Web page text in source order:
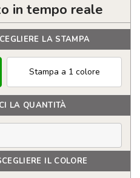
in tempo reale
LA STAMPA
Stampa a 1 colore
LA QUANTITÀ
IL COLORE